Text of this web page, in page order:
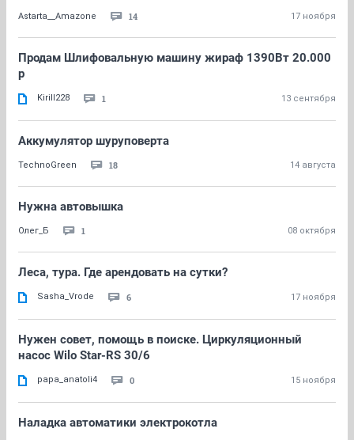
Astarta__Amazone 14 17 ноября
Продам Шлифовальную машину жираф 1390Вт 20.000
р
Kirill228 1 13 сентября
Аккумулятор шуруповерта
TechnoGreen 18 14 августа
Нужна автовышка
Олег_Б 1 08 октября
Леса, тура. Где арендовать на сутки?
Sasha_Vrode 6 17 ноября
Нужен совет, помощь в поиске. Циркуляционный
насос Wilo Star-RS 30/6
papa_anatoli4 0 15 ноября
Наладка автоматики электрокотла